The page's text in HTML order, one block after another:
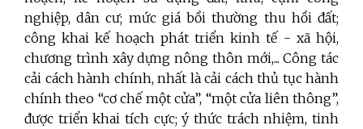
nghiệp, dân cư; mức giá bồi thường thu hồi đất;
công khai kế hoạch phát triển kinh tế - xã hội,
chương trình xây dựng nông thôn mới,... Công tác
cải cách hành chính, nhất là cải cách thủ tục hành
chính theo “cơ chế một cửa”, “một cửa liên thông”,
được triển khai tích cực; ý thức trách nhiệm, tinh